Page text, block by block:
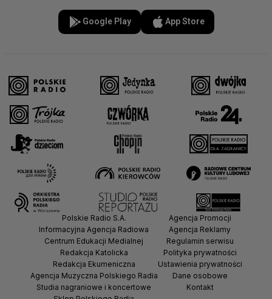
Google Play App Store
Polskie Radio S.A.
Informacyjna Agencja Radiowa
Centrum Edukacji Medialnej
Redakcja Katolicka
Redakcja Ekumeniczna
Agencja Muzyczna Polskiego Radia
Studia nagraniowe i koncertowe
Agencja Promocji
Agencja Reklamy
Regulamin serwisu
Polityka prywatności
Ustawienia prywatności
Dane osobowe
Kontakt